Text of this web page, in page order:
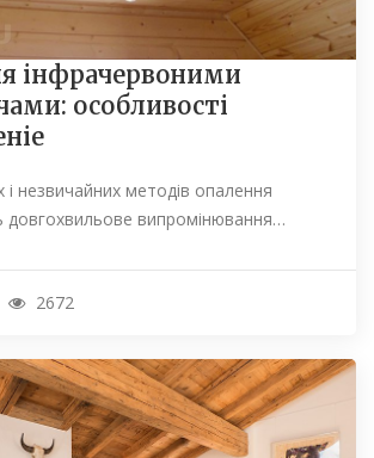
інфрачервоними
особливості
і незвичайних методів опалення
довгохвильове випромінювання…
2672